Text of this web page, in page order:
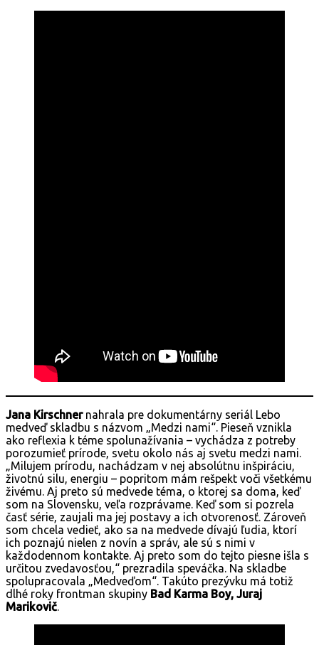
Jana Kirschnernahrala pre dokumentárny seriál Lebo
medveď skladbu s názvom „Medzi nami“. Pieseň vznikla
ako reflexia k téme spolunažívania – vychádza z potreby
porozumieť prírode, svetu okolo nás aj svetu medzi nami.
„Milujem prírodu, nachádzam v nej absolútnu inšpiráciu,
životnú silu, energiu – popritom mám rešpekt voči všetkému
živému. Aj preto sú medvede téma, o ktorej sa doma, keď
som na Slovensku, veľa rozprávame. Keď som si pozrela
časť série, zaujali ma jej postavy a ich otvorenosť. Zároveň
som chcela vedieť, ako sa na medvede dívajú ľudia, ktorí
ich poznajú nielen z novín a správ, ale sú s nimi v
každodennom kontakte. Aj preto som do tejto piesne išla s
určitou zvedavosťou,“ prezradila speváčka. Na skladbe
spolupracovala „Medveďom“. Takúto prezývku má totiž
dlhé roky frontman skupiny Bad Karma Boy, Juraj
Marikovič.